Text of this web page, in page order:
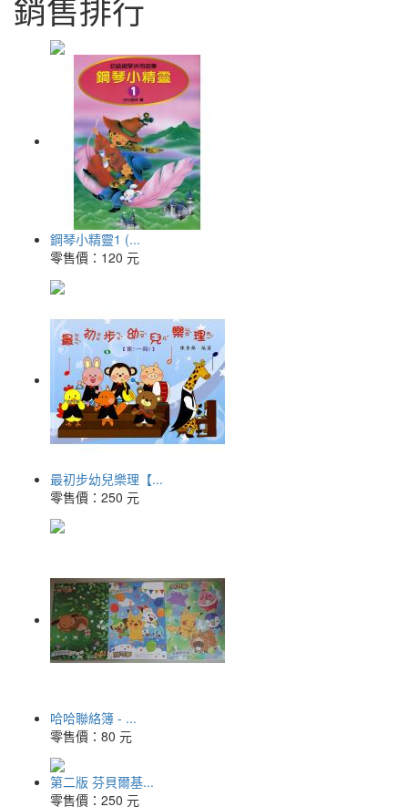
銷售排行
鋼琴小精靈1 (...
零售價： 120 元
最初步幼兒樂理【...
零售價： 250 元
哈哈聯絡簿 - ...
零售價： 80 元
第二版 芬貝爾基...
零售價： 250 元